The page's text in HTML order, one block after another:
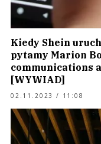
Kiedy Shein
pytamy Marion
communications
[WYWIAD]
02.11.2023 / 11:08